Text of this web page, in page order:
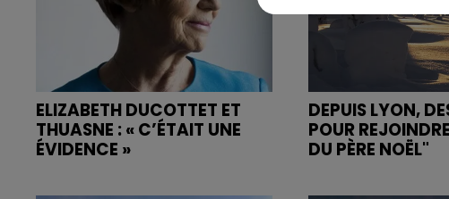
ELIZABETH DUCOTTET ET
THUASNE : « C’ÉTAIT UNE
ÉVIDENCE »
DEPUIS LYON,
POUR
DU PÈRE NOËL"